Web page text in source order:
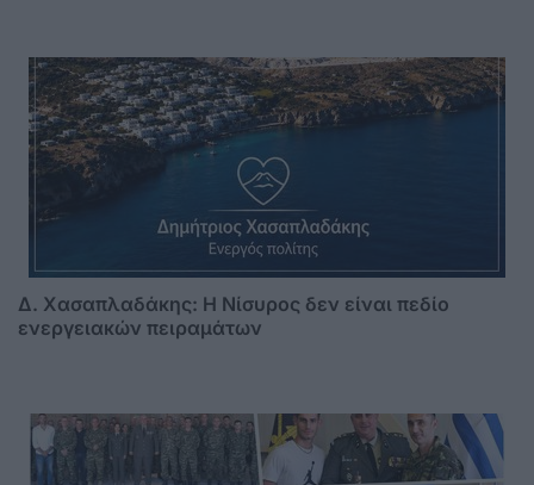
Δ. Χασαπλαδάκης: Η Νίσυρος δεν είναι πεδίο
ενεργειακών πειραμάτων